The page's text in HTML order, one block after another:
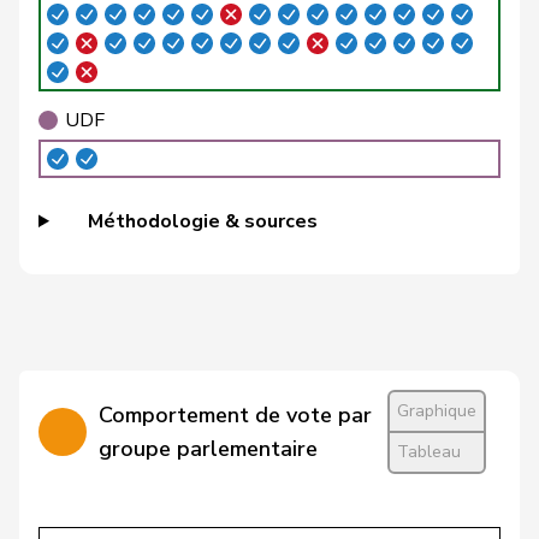
Büchel
Roland
Rino
UDC V SG
Buffat Michaël UDC V
VD
Bühler
Manfred UDC V
BE
Marbach
Christine Centre
M-E
ZH
Calame
Didier UDC
UDF
Méthodologie & sources
Comportement de vote par
groupe parlementaire
Graphique
Tableau